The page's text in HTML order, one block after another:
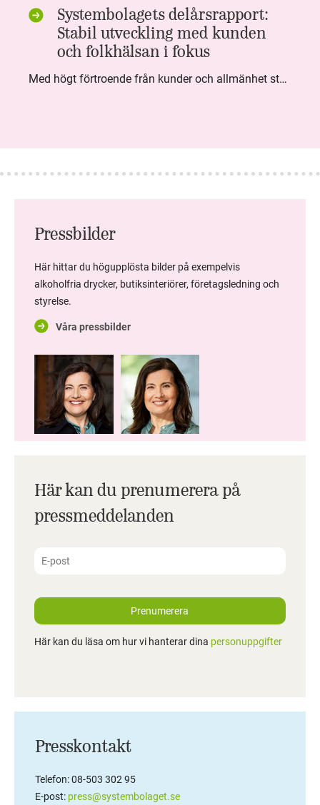
Systembolagets delårsrapport:
Stabil utveckling med kunden
och folkhälsan i fokus
Med högt förtroende från kunder och allmänhet står Systembolaget stabilt i samhällsuppdraget. Under kvartalet togs flera steg inom folkhälsa, kundnytta och minskad klimatpåverkan. Nettoomsättningen var i nivå med föregående år och effektiviseringar av verksamheten möjliggjorde fortsatt anpassning för att möta nya behov.
Pressbilder
Här hittar du högupplösta bilder på exempelvis
alkoholfria drycker, butiksinteriörer, företagsledning och
styrelse.
Våra pressbilder
Här kan du prenumerera på
pressmeddelanden
Prenumerera
Här kan du läsa om hur vi hanterar dina personuppgifter
Presskontakt
Telefon: 08-503 302 95
E-post: press@systembolaget.se